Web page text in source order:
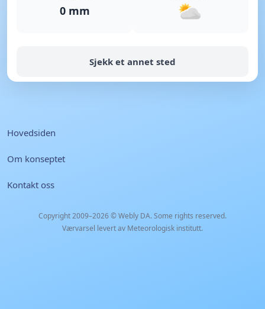
0 mm
Sjekk et annet sted
Hovedsiden
Om konseptet
Kontakt oss
Copyright 2009–2026 ©Webly DA. Some rights reserved.
Værvarsel levert av Meteorologisk institutt.